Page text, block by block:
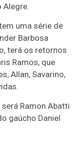
Alegre.
uma série de
Barbosa
terá os retornos
Ramos, que
Allan, Savarino,
Ramon Abatti
gaúcho Daniel